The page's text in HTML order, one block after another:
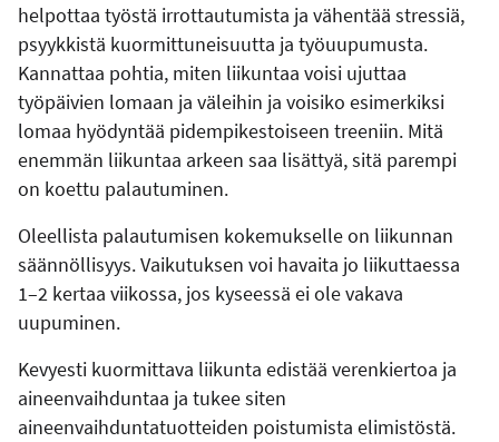
helpottaa työstä irrottautumista ja vähentää stressiä,
psyykkistä kuormittuneisuutta ja työuupumusta.
Kannattaa pohtia, miten liikuntaa voisi ujuttaa
työpäivien lomaan ja väleihin ja voisiko esimerkiksi
lomaa hyödyntää pidempikestoiseen treeniin. Mitä
enemmän liikuntaa arkeen saa lisättyä, sitä parempi
on koettu palautuminen.
Oleellista palautumisen kokemukselle on liikunnan
säännöllisyys. Vaikutuksen voi havaita jo liikuttaessa
1–2 kertaa viikossa, jos kyseessä ei ole vakava
uupuminen.
Kevyesti kuormittava liikunta edistää verenkiertoa ja
aineenvaihduntaa ja tukee siten
aineenvaihduntatuotteiden poistumista elimistöstä.